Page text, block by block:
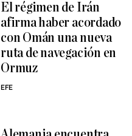
El régimen de Irán
afirma haber acordado
con Omán una nueva
ruta de navegación en
Ormuz
EFE